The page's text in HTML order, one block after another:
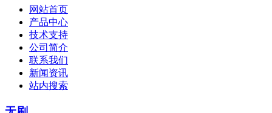
网站首页
产品中心
技术支持
公司简介
联系我们
新闻资讯
站内搜索